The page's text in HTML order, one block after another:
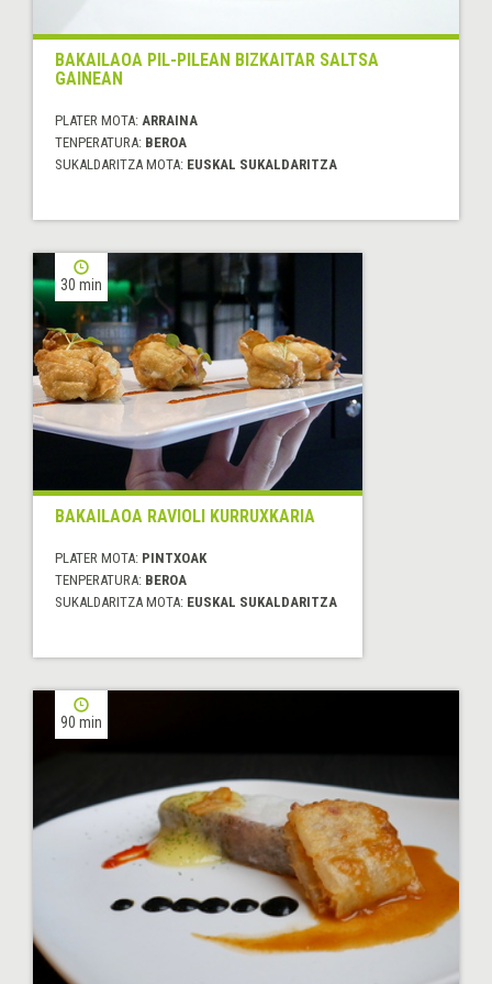
BAKAILAOA PIL-PILEAN BIZKAITAR SALTSA
GAINEAN
PLATER MOTA: ARRAINA
TENPERATURA: BEROA
SUKALDARITZA MOTA: EUSKAL SUKALDARITZA
30 min
BAKAILAOA RAVIOLI KURRUXKARIA
PLATER MOTA: PINTXOAK
TENPERATURA: BEROA
SUKALDARITZA MOTA: EUSKAL SUKALDARITZA
90 min